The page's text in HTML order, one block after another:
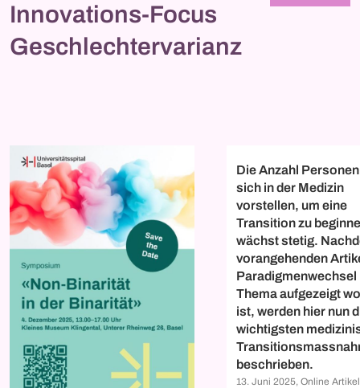
Innovations-Focus
Geschlechtervarianz
Die Anzahl
sich in der Medizin
vorstellen, um eine
Transition zu
wächst stetig.
vorangehenden
Paradigmenwechsel
Thema aufgezeigt
ist, werden hier nun
wichtigsten
beschrieben.
13. Juni 2025, Online